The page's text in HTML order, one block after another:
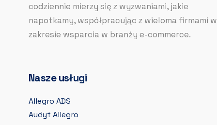
codziennie mierzy się z wyzwaniami, jakie
napotkamy, współpracując z wieloma firmami w
zakresie wsparcia w branży e-commerce.
Nasze usługi
Allegro ADS
Audyt Allegro